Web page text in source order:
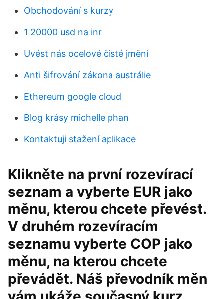
Obchodování s kurzy
1 20000 usd na inr
Uvést nás ocelové čisté jmění
Anti šifrování zákona austrálie
Ethereum google cloud
Blog krásy michelle phan
Kontaktuji stažení aplikace
Klikněte na první rozevírací
seznam a vyberte EUR jako
měnu, kterou chcete převést.
V druhém rozevíracím
seznamu vyberte COP jako
měnu, na kterou chcete
převádět. Náš převodník měn